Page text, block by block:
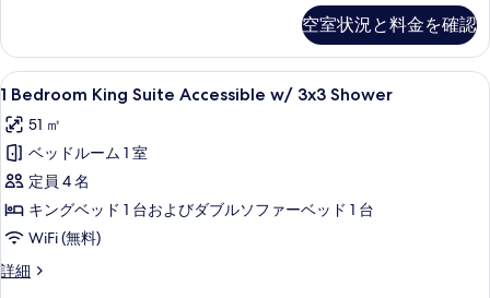
べ
て
の
写
真
を
表
示
す
w/
Roll-
In
の
詳
細
空室状況と料金を確認
1
Bedroom
King
Suite
Accessible
w/
3x3
Shower
の
1 Bedroom King Suite Accessible w/
5
1 Bedroom King Suite Accessible w/ 3x3 Shower
51 ㎡
ベッドルーム 1 室
定員 4 名
キングベッド 1 台およびダブルソファーベッド 1 台
WiFi (無料)
詳細
1